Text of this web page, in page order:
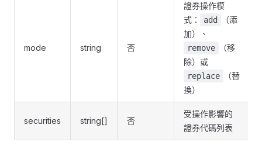
mode string 否
證券操作模
式：
add
（添
加）、
remove
（移
除）或
replace
（替
換）
securities string[] 否
受操作影響的
證券代碼列表